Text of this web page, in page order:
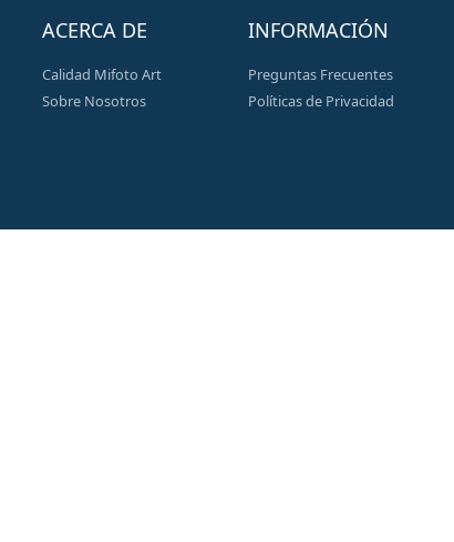
ACERCA DE
Calidad Mifoto Art
Sobre Nosotros
INFORMACIÓN
Preguntas Frecuentes
Políticas de Privacidad